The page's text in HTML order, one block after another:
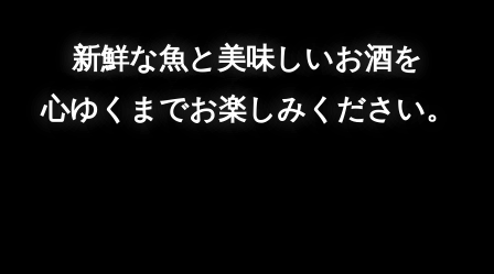
新鮮な魚と美味しいお酒を
心ゆくまでお楽しみください。